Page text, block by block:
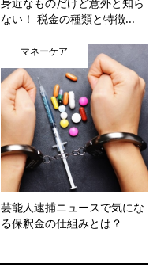
ない！ 税金の種類と特徴...
マネーケア
芸能人逮捕ニュースで気にな
る保釈金の仕組みとは？